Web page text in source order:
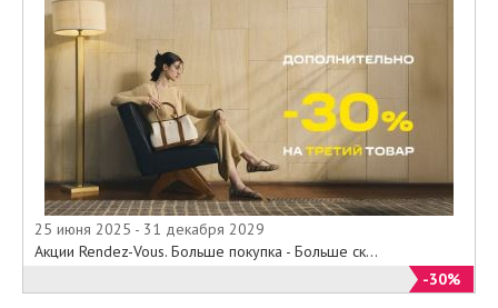
25 июня 2025 - 31 декабря 2029
Акции Rendez-Vous. Больше покупка - Больше ск...
-30%